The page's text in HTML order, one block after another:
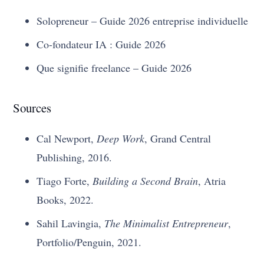
Solopreneur – Guide 2026 entreprise individuelle
Co-fondateur IA : Guide 2026
Que signifie freelance – Guide 2026
Sources
Cal Newport, Deep Work, Grand Central
Publishing, 2016.
Tiago Forte, Building a Second Brain, Atria
Books, 2022.
Sahil Lavingia, The Minimalist Entrepreneur,
Portfolio/Penguin, 2021.